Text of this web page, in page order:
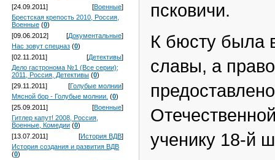
[24.09.2011]
[Военные]
Брестская крепость 2010, Россия,
Военные (0)
[09.06.2012]
[Документальные]
Нас зовут спецназ (0)
[02.11.2011]
[Детективы]
Дело гастронома №1 (Все серии);
2011, Россия, Детективы (0)
[29.11.2011]
[Голубые молнии]
Мясной бор - Голубые молнии. (0)
[25.09.2011]
[Военные]
Гитлер капут! 2008, Россия,
Военные, Комедии (0)
[13.07.2011]
[История ВДВ]
История создания и развития ВДВ
(0)
псковичи.
К бюсту была
славы, а
ученику 18-й